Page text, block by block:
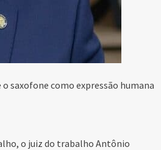
saxofone como expressão humana
o juiz do trabalho Antônio